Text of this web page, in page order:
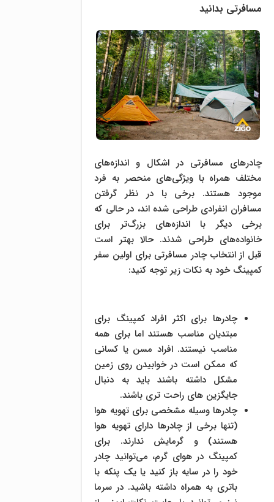
مسافرتی بدانید
چادرهای مسافرتی در اشکال و اندازه‌های
مختلف همراه با ویژگی‌های منحصر به فرد
موجود هستند. برخی با در نظر گرفتن
مسافران انفرادی طراحی شده اند، در حالی که
برخی دیگر با اندازه‌های بزرگ‌تر برای
خانواده‌های طراحی شدند. حالا بهتر است
قبل از انتخاب چادر مسافرتی برای اولین سفر
کمپینگ خود به نکات زیر توجه کنید:
چادرها برای اکثر افراد کمپینگ برای
مبتدیان مناسب هستند اما برای همه
مناسب نیستند. افراد مسن یا کسانی
که ممکن است در خوابیدن روی زمین
مشکل داشته باشند باید به دنبال
جایگزین های راحت تری باشند.
چادرها وسیله مشخصی برای تهویه هوا
(تنها برخی از چادرها دارای تهویه هوا
هستند) و گرمایش ندارند. برای
کمپینگ در هوای گرم، می‌توانید چادر
خود را در سایه باز کنید یا یک پنکه با
باتری به همراه داشته باشید. در سرما